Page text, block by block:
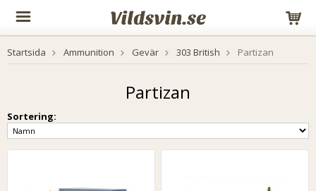
Startsida Ammunition Gevär 303 British Partizan
Partizan
Sortering: